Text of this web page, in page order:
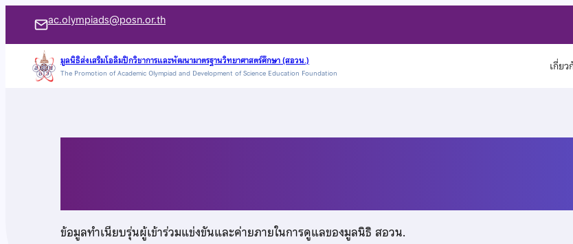
เนื้อหา
ac.olympiads@posn.or.th
มูลนิธิส่งเสริมโอลิมปิกวิชาการและพัฒนามาตรฐานวิทยาศาสตร์ศึกษา (สอวน.)
The Promotion of Academic Olympiad and Development of Science Education Foundation เกี่ย
ข้อมูลทำเนียบรุ่นผู้เข้าร่วมแข่งขันและค่ายภายในการดูแลของมูลนิธิ สอวน.